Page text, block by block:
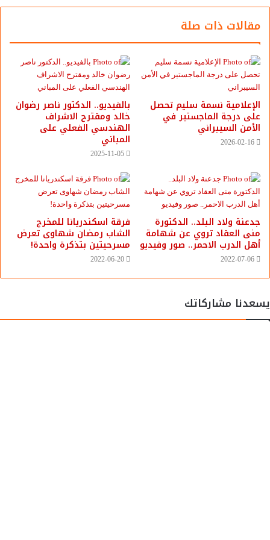
أن يزيد عدد القتلى عن هذا الرقم لولا وجود أعداد كبيرة من
المسلمين بين الرهائن في اليوم الأول، وعندما كانوا يقرأون
شارك هذا الموضوع:
معجب بهذه:
مقالات ذات صلة
الإعلامية نسمة سليم تحصل
على درجة الماجستير في
الأمن السيبراني
2026-02-16
بالفيديو.. ‎الدكتور ناصر رضوان
خالد ومقترح الاشراف
الهندسي الفعلي على
المباني
2025-11-05
جدعنة ولاد البلد.. الدكتورة
منى العقاد تروي عن شهامة
أهل الدرب الاحمر.. صور وفيديو
2022-07-06
فرقة اسكندريانا للمخرج
الشاب رمضان شهاوى تعرض
مسرحيتين بتذكرة واحدة!
2022-06-20
يسعدنا مشاركاتك